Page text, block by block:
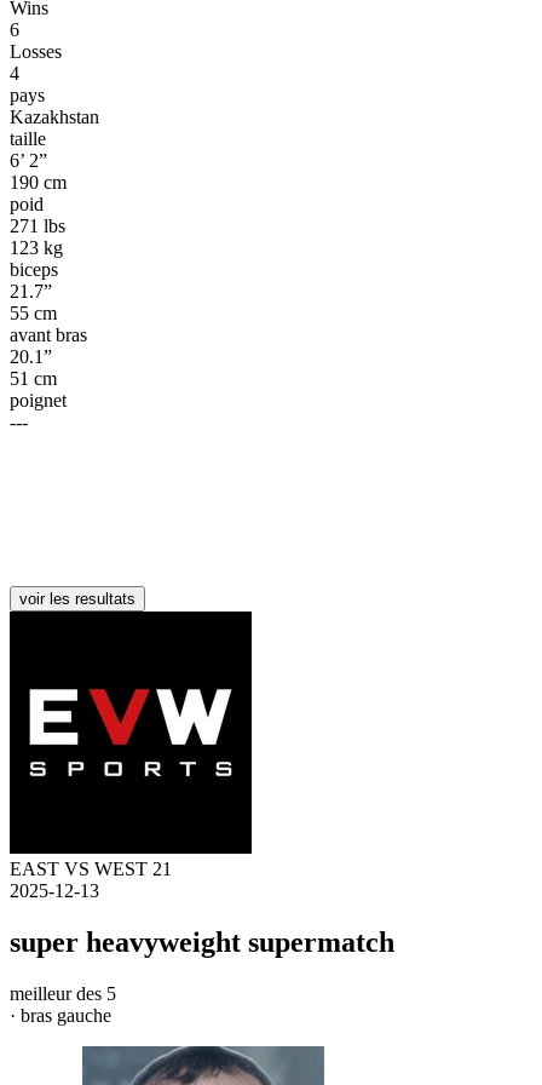
Wins
6
Losses
4
pays
Kazakhstan
taille
6’ 2”
190 cm
poid
271 lbs
123 kg
biceps
21.7”
55 cm
avant bras
20.1”
51 cm
poignet
---
voir les resultats
EAST VS WEST 21
2025-12-13
super heavyweight supermatch
meilleur des 5
· bras gauche